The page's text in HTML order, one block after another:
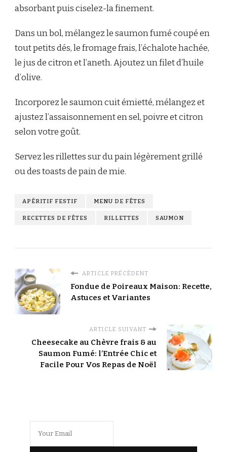
absorbant puis ciselez-la finement.
Dans un bol, mélangez le saumon fumé coupé en
tout petits dés, le fromage frais, l’échalote hachée,
le jus de citron et l’aneth. Ajoutez un filet d’huile
d’olive.
Incorporez le saumon cuit émietté, mélangez et
ajustez l’assaisonnement en sel, poivre et citron
selon votre goût.
Servez les rillettes sur du pain légèrement grillé
ou des toasts de pain de mie.
APÉRITIF FESTIF MENU DE FÊTES
RECETTES DE FÊTES RILLETTES SAUMON
ARTICLE PRÉCÉDENT
Fondue de Poireaux Maison: Recette,
Astuces et Variantes
ARTICLE SUIVANT
Cheesecake au Chèvre frais & au
Saumon Fumé: l’Entrée Chic et
Facile Pour Vos Repas de Noël